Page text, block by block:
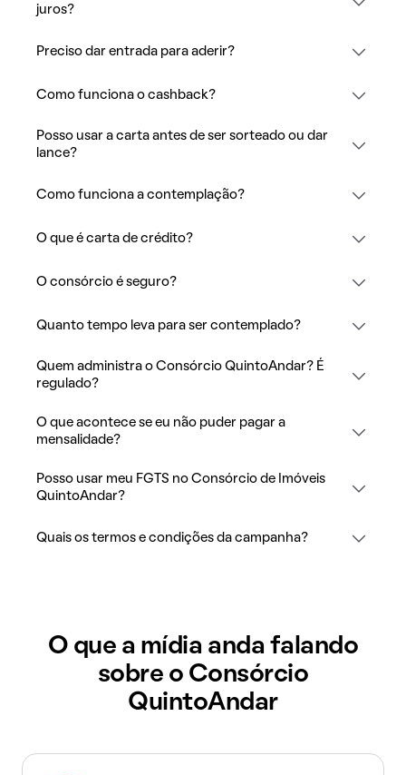
juros?
Preciso dar entrada para aderir?
Como funciona o cashback?
Posso usar a carta antes de ser sorteado ou dar
lance?
Como funciona a contemplação?
O que é carta de crédito?
O consórcio é seguro?
Quanto tempo leva para ser contemplado?
Quem administra o Consórcio QuintoAndar? É
regulado?
O que acontece se eu não puder pagar a
mensalidade?
Posso usar meu FGTS no Consórcio de Imóveis
QuintoAndar?
Quais os termos e condições da campanha?
O que a mídia anda falando
sobre o Consórcio
QuintoAndar